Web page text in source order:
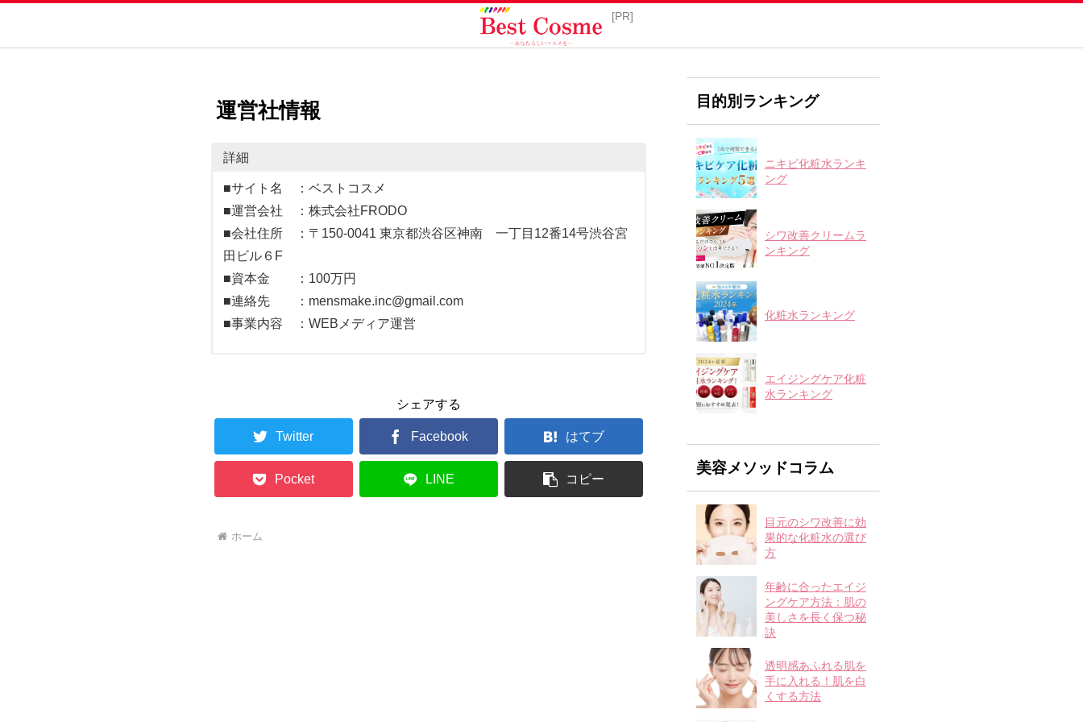
運営社情報
詳細
■サイト名 ：ベストコスメ
■運営会社 ：株式会社FRODO
■会社住所 ：〒150-0041 東京都渋谷区神南 一丁目12番14号渋谷宮
田ビル６F
■資本金 ：100万円
■連絡先 ：mensmake.inc@gmail.com
■事業内容 ：WEBメディア運営
シェアする
Twitter Facebook はてブ
Pocket LINE コピー
ホーム
目的別ランキング
ニキビ化粧水ランキ
ング
シワ改善クリームラ
ンキング
化粧水ランキング
エイジングケア化粧
水ランキング
美容メソッドコラム
目元のシワ改善に効
果的な化粧水の選び
方
年齢に合ったエイジ
ングケア方法：肌の
美しさを長く保つ秘
訣
透明感あふれる肌を
手に入れる！肌を白
くする方法